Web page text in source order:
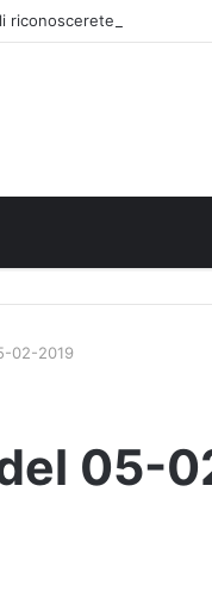
riconoscerete
02-2019
05-